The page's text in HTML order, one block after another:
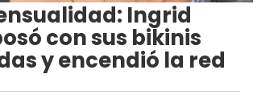
Ingrid
con sus bikinis
y encendió la red